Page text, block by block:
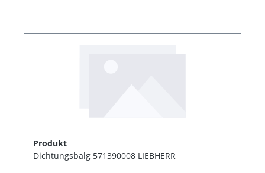
Produkt
Dichtungsbalg 571390008 LIEBHERR